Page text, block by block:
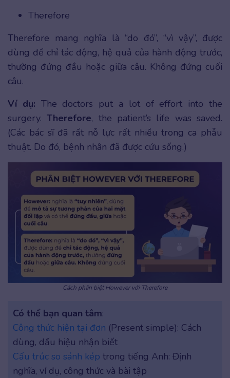
Therefore
Therefore mang nghĩa là “do đó”, “vì vậy”, được
dùng để chỉ tác động, hệ quả của hành động trước,
thường đứng đầu hoặc giữa câu. Không đứng cuối
câu.
Ví dụ: The doctors put a lot of effort into the
surgery.Therefore, the patient’s life was saved.
(Các bác sĩ đã rất nỗ lực rất nhiều trong ca phẫu
thuật. Do đó, bệnh nhân đã được cứu sống.)
Cách phân biệt However với Therefore
Có thể bạn quan tâm:
Công thức hiện tại đơn (Present simple): Cách
dùng, dấu hiệu nhận biết
Cấu trúc so sánh kép trong tiếng Anh: Định
nghĩa, ví dụ, công thức và bài tập